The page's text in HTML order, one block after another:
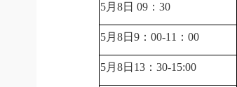
5月8日 09：30
5月8日9：00-11：00
5月8日13：30-15:00